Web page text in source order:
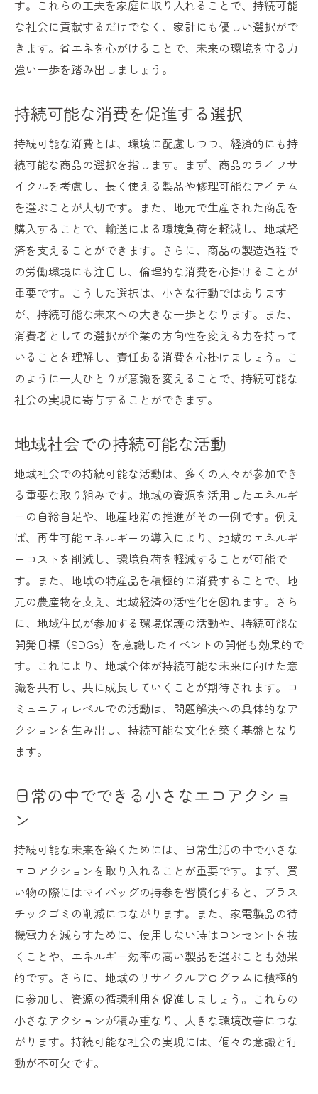
す。これらの工夫を家庭に取り入れることで、持続可能
な社会に貢献するだけでなく、家計にも優しい選択がで
きます。省エネを心がけることで、未来の環境を守る力
強い一歩を踏み出しましょう。
持続可能な消費を促進する選択
持続可能な消費とは、環境に配慮しつつ、経済的にも持
続可能な商品の選択を指します。まず、商品のライフサ
イクルを考慮し、長く使える製品や修理可能なアイテム
を選ぶことが大切です。また、地元で生産された商品を
購入することで、輸送による環境負荷を軽減し、地域経
済を支えることができます。さらに、商品の製造過程で
の労働環境にも注目し、倫理的な消費を心掛けることが
重要です。こうした選択は、小さな行動ではあります
が、持続可能な未来への大きな一歩となります。また、
消費者としての選択が企業の方向性を変える力を持って
いることを理解し、責任ある消費を心掛けましょう。こ
のように一人ひとりが意識を変えることで、持続可能な
社会の実現に寄与することができます。
地域社会での持続可能な活動
地域社会での持続可能な活動は、多くの人々が参加でき
る重要な取り組みです。地域の資源を活用したエネルギ
ーの自給自足や、地産地消の推進がその一例です。例え
ば、再生可能エネルギーの導入により、地域のエネルギ
ーコストを削減し、環境負荷を軽減することが可能で
す。また、地域の特産品を積極的に消費することで、地
元の農産物を支え、地域経済の活性化を図れます。さら
に、地域住民が参加する環境保護の活動や、持続可能な
開発目標（SDGs）を意識したイベントの開催も効果的で
す。これにより、地域全体が持続可能な未来に向けた意
識を共有し、共に成長していくことが期待されます。コ
ミュニティレベルでの活動は、問題解決への具体的なア
クションを生み出し、持続可能な文化を築く基盤となり
ます。
日常の中でできる小さなエコアクショ
ン
持続可能な未来を築くためには、日常生活の中で小さな
エコアクションを取り入れることが重要です。まず、買
い物の際にはマイバッグの持参を習慣化すると、プラス
チックゴミの削減につながります。また、家電製品の待
機電力を減らすために、使用しない時はコンセントを抜
くことや、エネルギー効率の高い製品を選ぶことも効果
的です。さらに、地域のリサイクルプログラムに積極的
に参加し、資源の循環利用を促進しましょう。これらの
小さなアクションが積み重なり、大きな環境改善につな
がります。持続可能な社会の実現には、個々の意識と行
動が不可欠です。